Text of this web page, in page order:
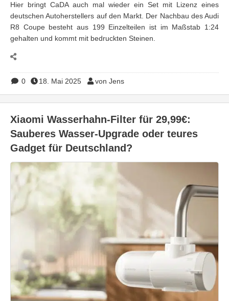
Hier bringt CaDA auch mal wieder ein Set mit Lizenz eines
deutschen Autoherstellers auf den Markt. Der Nachbau des Audi
R8 Coupe besteht aus 199 Einzelteilen ist im Maßstab 1:24
gehalten und kommt mit bedruckten Steinen.
0 18. Mai 2025 von Jens
Xiaomi Wasserhahn-Filter für 29,99€:
Sauberes Wasser-Upgrade oder teures
Gadget für Deutschland?